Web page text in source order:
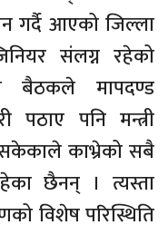
गर्दै आएको जिल्ला
संलग्न रहेको
बैठकले मापदण्ड
पठाए पनि मन्त्री
काभ्रेको सबै
छैनन् । त्यस्ता
विशेष परिस्थिति